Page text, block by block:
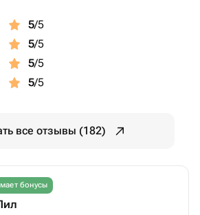
5/5
5/5
5/5
5/5
все отзывы (182)
бонусы